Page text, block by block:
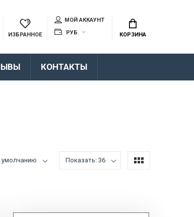
ИЗБРАННОЕ
МОЙ АККАУНТ
РУБ.
КОРЗИНА
КОНТАКТЫ
умолчанию Показать: 36